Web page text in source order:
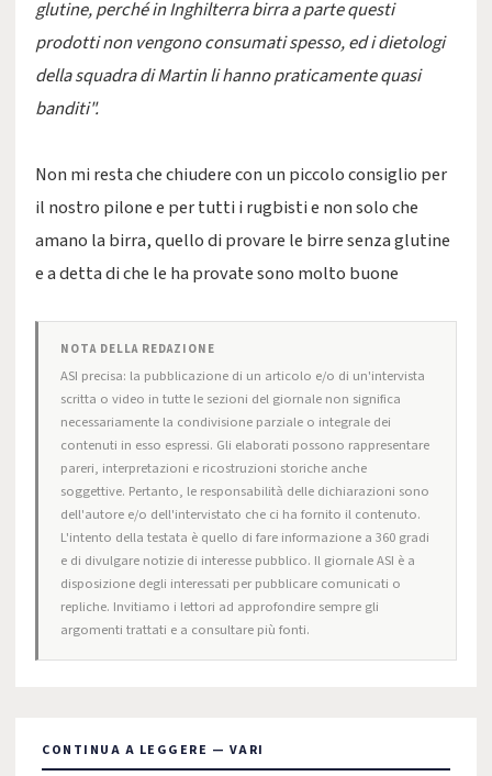
glutine, perché in Inghilterra birra a parte questi
prodotti non vengono consumati spesso, ed i dietologi
della squadra di Martin li hanno praticamente quasi
banditi".
Non mi resta che chiudere con un piccolo consiglio per
il nostro pilone e per tutti i rugbisti e non solo che
amano la birra, quello di provare le birre senza glutine
e a detta di che le ha provate sono molto buone
NOTA DELLA REDAZIONE
ASI precisa: la pubblicazione di un articolo e/o di un'intervista
scritta o video in tutte le sezioni del giornale non significa
necessariamente la condivisione parziale o integrale dei
contenuti in esso espressi. Gli elaborati possono rappresentare
pareri, interpretazioni e ricostruzioni storiche anche
soggettive. Pertanto, le responsabilità delle dichiarazioni sono
dell'autore e/o dell'intervistato che ci ha fornito il contenuto.
L'intento della testata è quello di fare informazione a 360 gradi
e di divulgare notizie di interesse pubblico. Il giornale ASI è a
disposizione degli interessati per pubblicare comunicati o
repliche. Invitiamo i lettori ad approfondire sempre gli
argomenti trattati e a consultare più fonti.
CONTINUA A LEGGERE — VARI